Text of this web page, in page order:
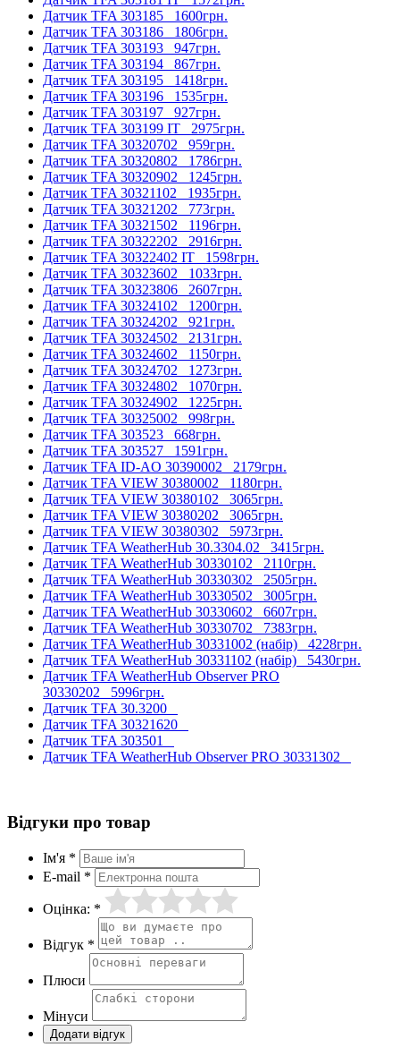
Датчик TFA 303185 1600грн.
Датчик TFA 303186 1806грн.
Датчик TFA 303193 947грн.
Датчик TFA 303194 867грн.
Датчик TFA 303195 1418грн.
Датчик TFA 303196 1535грн.
Датчик TFA 303197 927грн.
Датчик TFA 303199 IT 2975грн.
Датчик TFA 30320702 959грн.
Датчик TFA 30320802 1786грн.
Датчик TFA 30320902 1245грн.
Датчик TFA 30321102 1935грн.
Датчик TFA 30321202 773грн.
Датчик TFA 30321502 1196грн.
Датчик TFA 30322202 2916грн.
Датчик TFA 30322402 ІТ 1598грн.
Датчик TFA 30323602 1033грн.
Датчик TFA 30323806 2607грн.
Датчик TFA 30324102 1200грн.
Датчик TFA 30324202 921грн.
Датчик TFA 30324502 2131грн.
Датчик TFA 30324602 1150грн.
Датчик TFA 30324702 1273грн.
Датчик TFA 30324802 1070грн.
Датчик TFA 30324902 1225грн.
Датчик TFA 30325002 998грн.
Датчик TFA 303523 668грн.
Датчик TFA 303527 1591грн.
Датчик TFA ID-AO 30390002 2179грн.
Датчик TFA VIEW 30380002 1180грн.
Датчик TFA VIEW 30380102 3065грн.
Датчик TFA VIEW 30380202 3065грн.
Датчик TFA VIEW 30380302 5973грн.
Датчик TFA WeatherHub 30.3304.02 3415грн.
Датчик TFA WeatherHub 30330102 2110грн.
Датчик TFA WeatherHub 30330302 2505грн.
Датчик TFA WeatherHub 30330502 3005грн.
Датчик TFA WeatherHub 30330602 6607грн.
Датчик TFA WeatherHub 30330702 7383грн.
Датчик TFA WeatherHub 30331002 (набір) 4228грн.
Датчик TFA WeatherHub 30331102 (набір) 5430грн.
Датчик TFA WeatherHub Observer PRO
30330202 5996грн.
Датчик TFA 30.3200
Датчик TFA 30321620
Датчик TFA 303501
Датчик TFA WeatherHub Observer PRO 30331302
Відгуки про товар
Ім'я *
E-mail *
Оцінка: *
Відгук *
Плюси
Мінуси